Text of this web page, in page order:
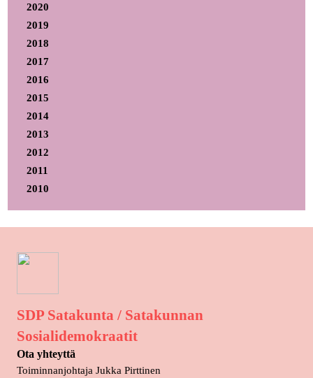
2020
2019
2018
2017
2016
2015
2014
2013
2012
2011
2010
SDP Satakunta / Satakunnan
Sosialidemokraatit
Ota yhteyttä
Toiminnanjohtaja Jukka Pirttinen